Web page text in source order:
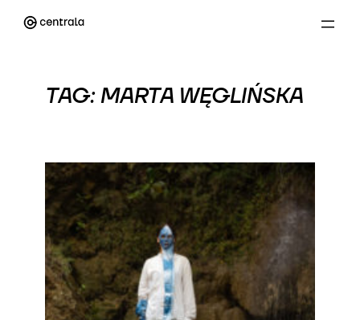
Przejdź
TAG: MARTA WĘGLIŃSKA